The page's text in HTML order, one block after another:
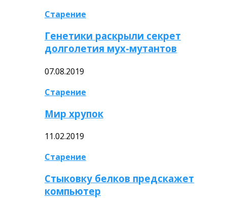
Старение
Генетики раскрыли секрет
долголетия мух-мутантов
07.08.2019
Старение
Мир хрупок
11.02.2019
Старение
Стыковку белков предскажет
компьютер